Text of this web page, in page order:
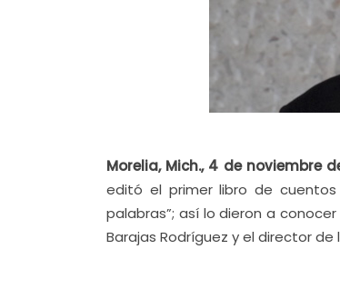
Morelia, Mich., 4 de noviembre
editó el primer libro de
palabras”; así lo dieron a
Barajas Rodríguez y el director de